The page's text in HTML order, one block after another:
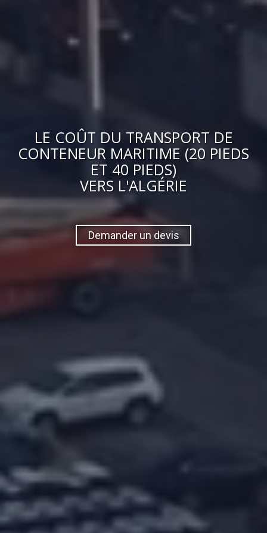
LE COÛT DU TRANSPORT DE
CONTENEUR MARITIME (20 PIEDS
ET 40 PIEDS)
VERS L'ALGÉRIE
Demander un devis